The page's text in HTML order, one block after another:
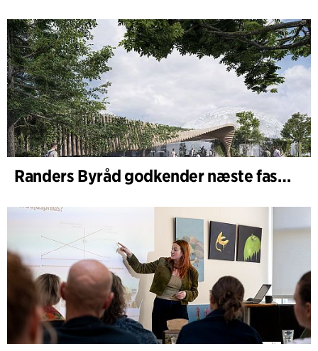
Randers Byråd godkender næste fase af udvidelsen af Randers Regnskov